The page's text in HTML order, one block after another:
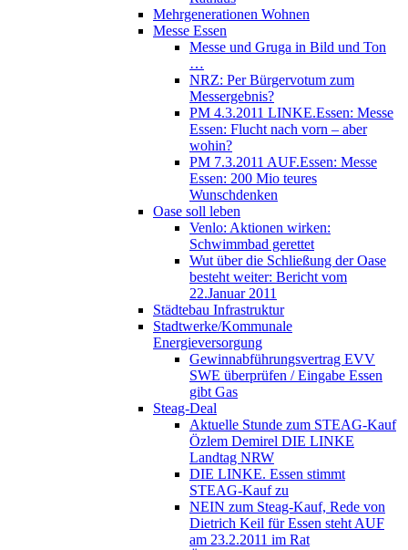
Mehrgenerationen Wohnen
Messe Essen
Messe und Gruga in Bild und Ton
…
NRZ: Per Bürgervotum zum
Messergebnis?
PM 4.3.2011 LINKE.Essen: Messe
Essen: Flucht nach vorn – aber
wohin?
PM 7.3.2011 AUF.Essen: Messe
Essen: 200 Mio teures
Wunschdenken
Oase soll leben
Venlo: Aktionen wirken:
Schwimmbad gerettet
Wut über die Schließung der Oase
besteht weiter: Bericht vom
22.Januar 2011
Städtebau Infrastruktur
Stadtwerke/Kommunale
Energieversorgung
Gewinnabführungsvertrag EVV
SWE überprüfen / Eingabe Essen
gibt Gas
Steag-Deal
Aktuelle Stunde zum STEAG-Kauf
Özlem Demirel DIE LINKE
Landtag NRW
DIE LINKE. Essen stimmt
STEAG-Kauf zu
NEIN zum Steag-Kauf, Rede von
Dietrich Keil für Essen steht AUF
am 23.2.2011 im Rat